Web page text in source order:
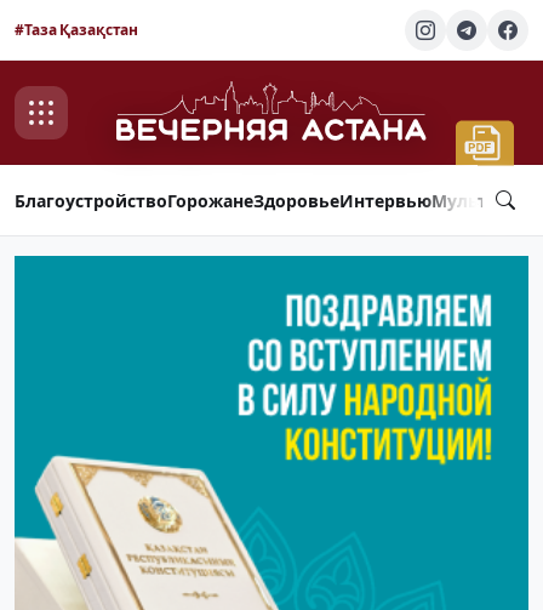
#Таза Қазақстан
БлагоустройствоГорожанеЗдоровьеИнтервью